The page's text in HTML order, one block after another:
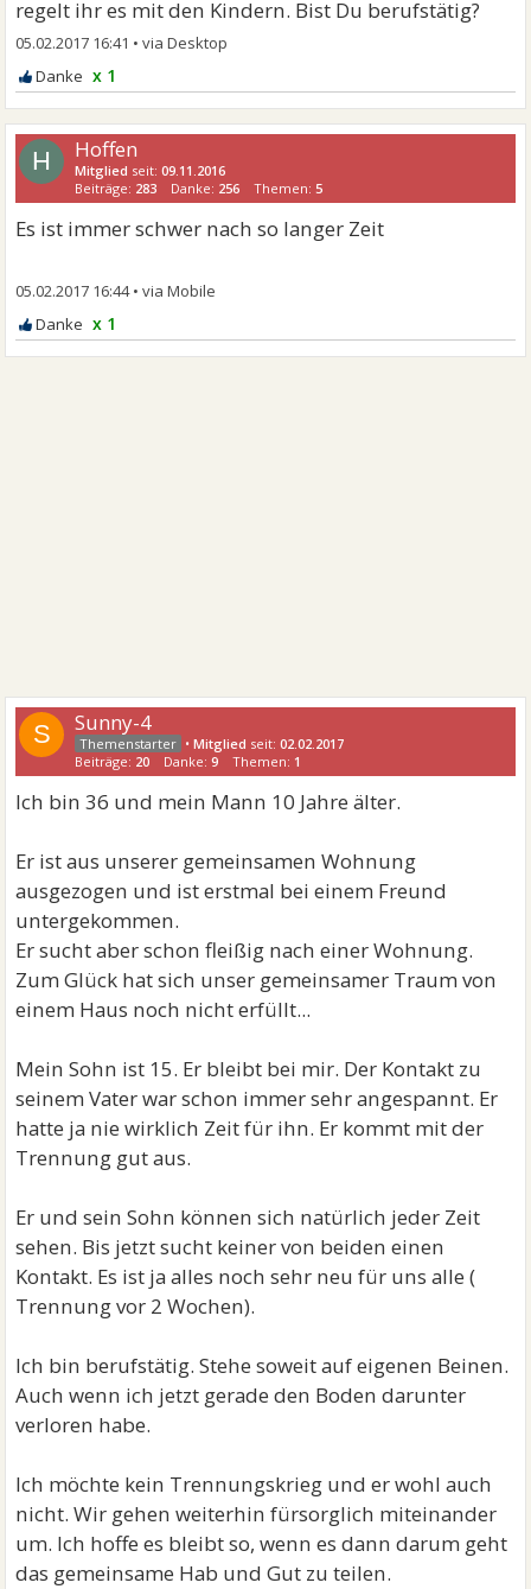
regelt ihr es mit den Kindern. Bist Du berufstätig?
05.02.2017 16:41 •
x 1
H Hoffen
Mitglied seit:09.11.2016
Beiträge: 283 Danke: 256 Themen: 5
Es ist immer schwer nach so langer Zeit
05.02.2017 16:44•
x 1
S Sunny-4
•Mitglied seit:02.02.2017
Beiträge: 20 Danke:9 Themen: 1
Ich bin 36 und mein Mann 10 Jahre älter.
Er ist aus unserer gemeinsamen Wohnung
ausgezogen und ist erstmal bei einem Freund
untergekommen.
Er sucht aber schon fleißig nach einer Wohnung.
Zum Glück hat sich unser gemeinsamer Traum von
einem Haus noch nicht erfüllt...
Mein Sohn ist 15. Er bleibt bei mir. Der Kontakt zu
seinem Vater war schon immer sehr angespannt. Er
hatte ja nie wirklich Zeit für ihn. Er kommt mit der
Trennung gut aus.
Er und sein Sohn können sich natürlich jeder Zeit
sehen. Bis jetzt sucht keiner von beiden einen
Kontakt. Es ist ja alles noch sehr neu für uns alle (
Trennung vor 2 Wochen).
Ich bin berufstätig. Stehe soweit auf eigenen Beinen.
Auch wenn ich jetzt gerade den Boden darunter
verloren habe.
Ich möchte kein Trennungskrieg und er wohl auch
nicht. Wir gehen weiterhin fürsorglich miteinander
um. Ich hoffe es bleibt so, wenn es dann darum geht
das gemeinsame Hab und Gut zu teilen.